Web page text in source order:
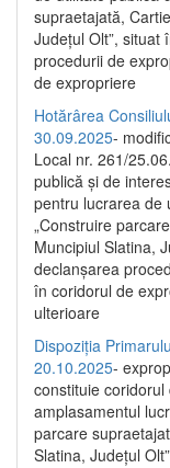
supraetajată,
Județul Olt”, situat
procedurii de
de expropriere
Hotărârea
30.09.2025-
Local nr. 261/
publică şi de
pentru lucrarea de
„Construire
Muncipiul Slatina,
declanşarea
în coridorul de
ulterioare
Dispoziția
20.10.2025-
constituie
amplasamentul
parcare
Slatina, Județul Olt”